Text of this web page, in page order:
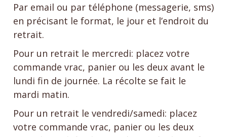
Par email ou par téléphone (messagerie, sms)
en précisant le format, le jour et l’endroit du
retrait.
Pour un retrait le mercredi: placez votre
commande vrac, panier ou les deux avant le
lundi fin de journée. La récolte se fait le
mardi matin.
Pour un retrait le vendredi/samedi: placez
votre commande vrac, panier ou les deux